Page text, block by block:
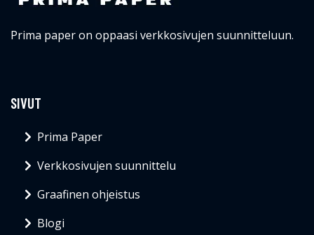
Prima paper on oppaasi verkkosivujen suunnitteluun.
SIVUT
Prima Paper
Verkkosivujen suunnittelu
Graafinen ohjeistus
Blogi